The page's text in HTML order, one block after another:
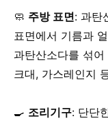
🧼 주방 표면: 과탄
표면에서 기름과
과탄산소다를 섞
크대, 가스레인지
🍳 조리기구: 단단